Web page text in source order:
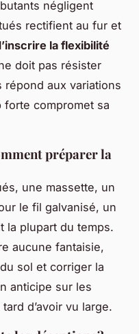
négligent
rectifient au fur et
la flexibilité
doit pas résister
aux variations
compromet sa
préparer la
une massette, un
le fil galvanisé, un
la plupart du temps.
aucune fantaisie,
sol et corriger la
anticipe sur les
d’avoir vu large.